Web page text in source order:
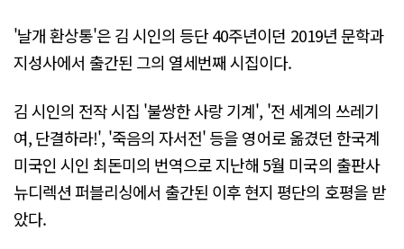
'날개 환상통'은 김 시인의 등단 40주년이던 2019년 문학과
지성사에서 출간된 그의 열세번째 시집이다.
김 시인의 전작 시집 '불쌍한 사랑 기계', '전 세계의 쓰레기
여, 단결하라!', '죽음의 자서전' 등을 영어로 옮겼던 한국계
미국인 시인 최돈미의 번역으로 지난해 5월 미국의 출판사
뉴디렉션 퍼블리싱에서 출간된 이후 현지 평단의 호평을 받
았다.